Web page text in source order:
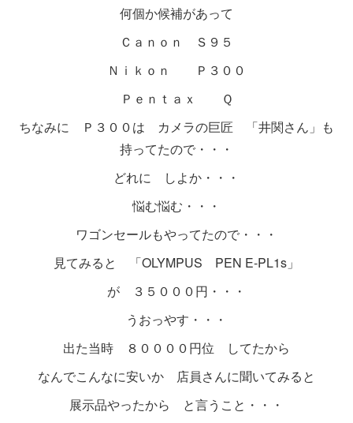
何個か候補があって
Ｃａｎｏｎ Ｓ９５
Ｎｉｋｏｎ Ｐ３００
Ｐｅｎｔａｘ Ｑ
ちなみに Ｐ３００は カメラの巨匠 「井関さん」も
持ってたので・・・
どれに しよか・・・
悩む悩む・・・
ワゴンセールもやってたので・・・
見てみると 「OLYMPUS PEN E-PL1s」
が ３５０００円・・・
うおっやす・・・
出た当時 ８００００円位 してたから
なんでこんなに安いか 店員さんに聞いてみると
展示品やったから と言うこと・・・